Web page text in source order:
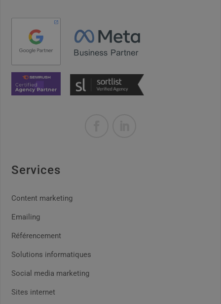
Services
Content marketing
Emailing
Référencement
Solutions informatiques
Social media marketing
Sites internet